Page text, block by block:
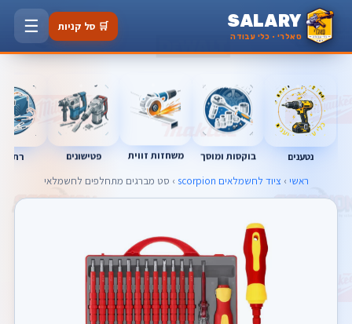
SALARY
סאלרי · כלי עבודה
🛒 סל קניות ☰
נטענים בוקסות ומוסך משחזות זווית פטישונים
ראשי › ציוד לחשמלאים scorpion › סט מברגים מתחלפים לחשמלאי